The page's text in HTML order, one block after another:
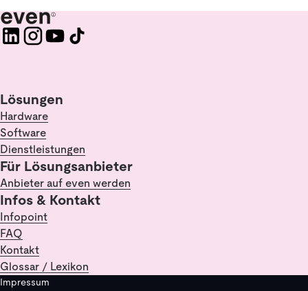
Lösungen
Hardware
Software
Dienstleistungen
Für Lösungsanbieter
Anbieter auf even werden
Infos & Kontakt
Infopoint
FAQ
Kontakt
Glossar / Lexikon
Impressum